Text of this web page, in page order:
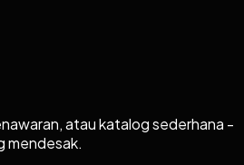
atau katalog sederhana -
mendesak.